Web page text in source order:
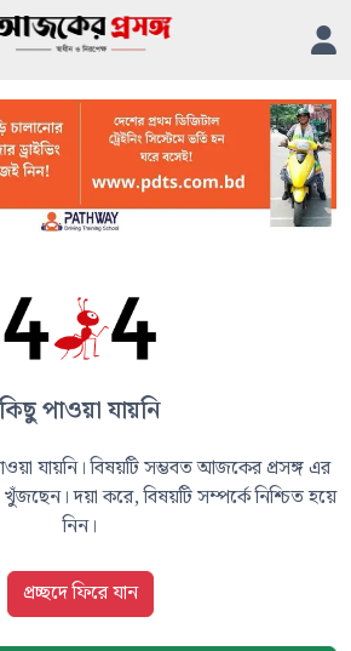
কিছু পাওয়া যায়নি
যায়নি। বিষয়টি সম্ভবত আজকের প্রসঙ্গ এর
দয়া করে, বিষয়টি সম্পর্কে নিশ্চিত হয়ে
নিন।
প্রচ্ছদে ফিরে যান